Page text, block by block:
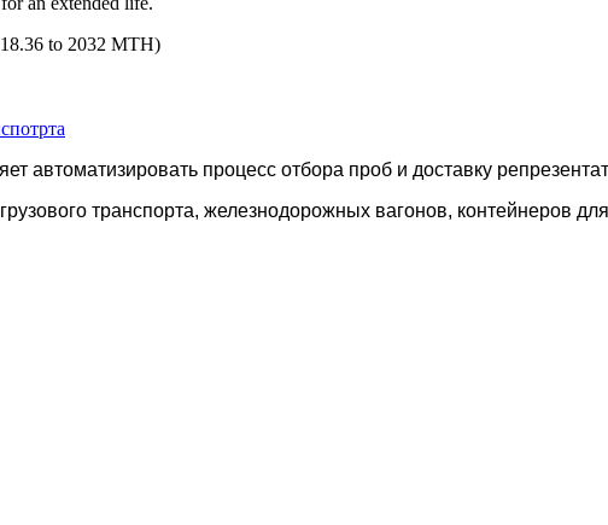
to 2032 MTH)
автоматизировать процесс отбора проб и доставку
транспорта, железнодорожных вагонов, контейнеров